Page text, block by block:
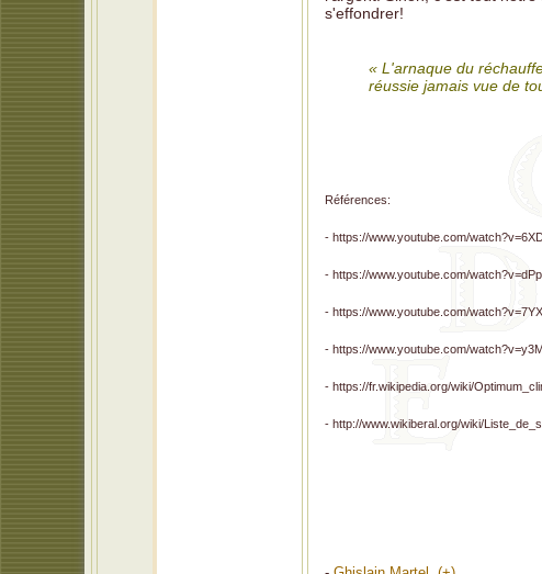
s'effondrer!
« L'arnaque du
réussie jamais vue de
Références:
- https://www.youtube.com/
- https://www.youtube.com/
- https://www.youtube.com/
- https://www.youtube.com/
- https://fr.wikipedia.org/wiki/
- http://www.wikiberal.org/wiki/